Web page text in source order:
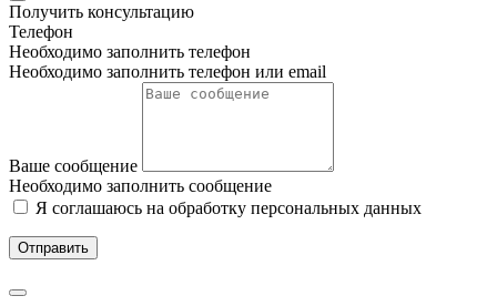
Получить консультацию
Телефон
Необходимо заполнить телефон
Необходимо заполнить телефон или email
Ваше сообщение
Необходимо заполнить сообщение
Я соглашаюсь на обработку персональных данных
Отправить